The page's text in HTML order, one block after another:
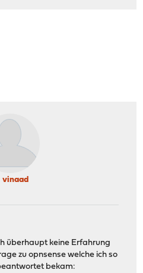
vinaad
überhaupt keine Erfahrung
zu opnsense welche ich so
bekam: